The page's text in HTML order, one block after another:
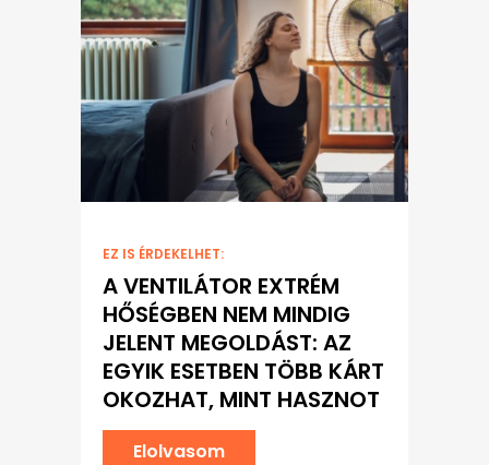
EZ IS ÉRDEKELHET:
A VENTILÁTOR EXTRÉM
HŐSÉGBEN NEM MINDIG
JELENT MEGOLDÁST: AZ
EGYIK ESETBEN TÖBB KÁRT
OKOZHAT, MINT HASZNOT
Elolvasom